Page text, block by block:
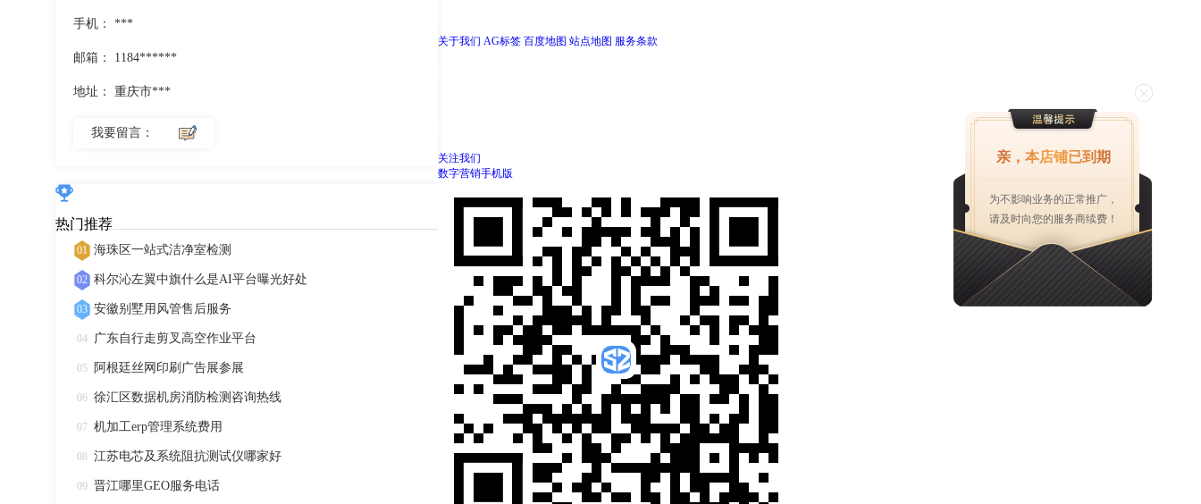
手机： ***
邮箱： 1184******
地址： 重庆市***
我要留言：
热门推荐
01 海珠区一站式洁净室检测
02 科尔沁左翼中旗什么是AI平台曝光好处
03 安徽别墅用风管售后服务
04 广东自行走剪叉高空作业平台
05 阿根廷丝网印刷广告展参展
06 徐汇区数据机房消防检测咨询热线
07 机加工erp管理系统费用
08 江苏电芯及系统阻抗测试仪哪家好
09 晋江哪里GEO服务电话
关于我们 AG标签 百度地图 站点地图 服务条款
关注我们
数字营销手机版
亲，本店铺已到期
为不影响业务的正常推广，
请及时向您的服务商续费！